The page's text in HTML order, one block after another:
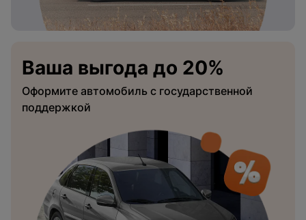
Ваша выгода до 20%
Оформите автомобиль с государственной
поддержкой